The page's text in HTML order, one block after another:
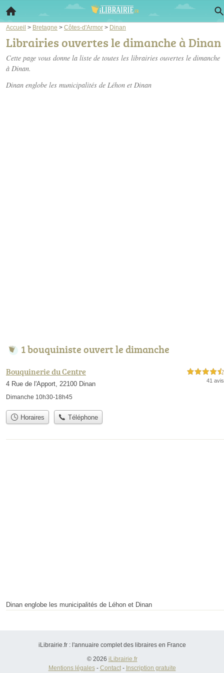
Accueil > Bretagne > Côtes-d'Armor > Dinan
Librairies ouvertes le dimanche à Dinan
Cette page vous donne la liste de toutes les librairies ouvertes le dimanche
à Dinan.
Dinan englobe les municipalités de Léhon et Dinan
1 bouquiniste ouvert le dimanche
Bouquinerie du Centre
4 Rue de l'Apport, 22100 Dinan
Dimanche 10h30-18h45
4,5 étoiles sur 5
41 avis
Horaires Téléphone
Dinan englobe les municipalités de Léhon et Dinan
iLibrairie.fr : l'annuaire complet des libraires en France
© 2026 iLibrairie.fr
Mentions légales- Contact- Inscription gratuite